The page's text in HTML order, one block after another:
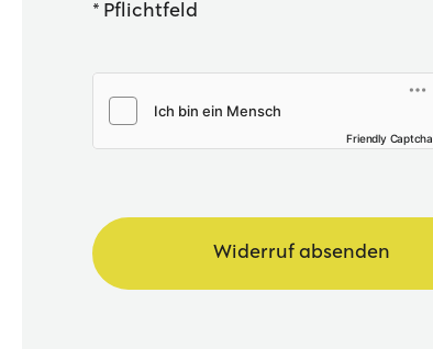
* Pflichtfeld
Code aus dem Bild eingeben
Friendly Captcha
Widerruf absenden